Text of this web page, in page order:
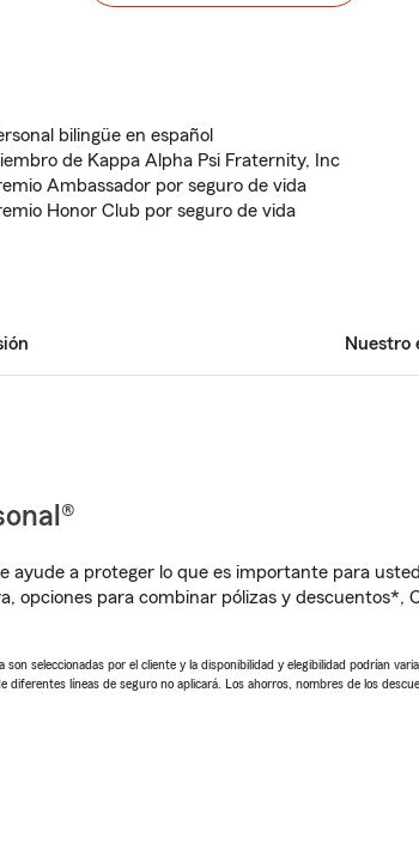
bilingüe en español
de Kappa Alpha Psi Fraternity, Inc
Ambassador por seguro de vida
Honor Club por seguro de vida
Nuestro
a proteger lo que es importante para
opciones para combinar pólizas y descuentos*,
seleccionadas por el cliente y la disponibilidad y elegibilidad podrían
líneas de seguro no aplicará. Los ahorros, nombres de los